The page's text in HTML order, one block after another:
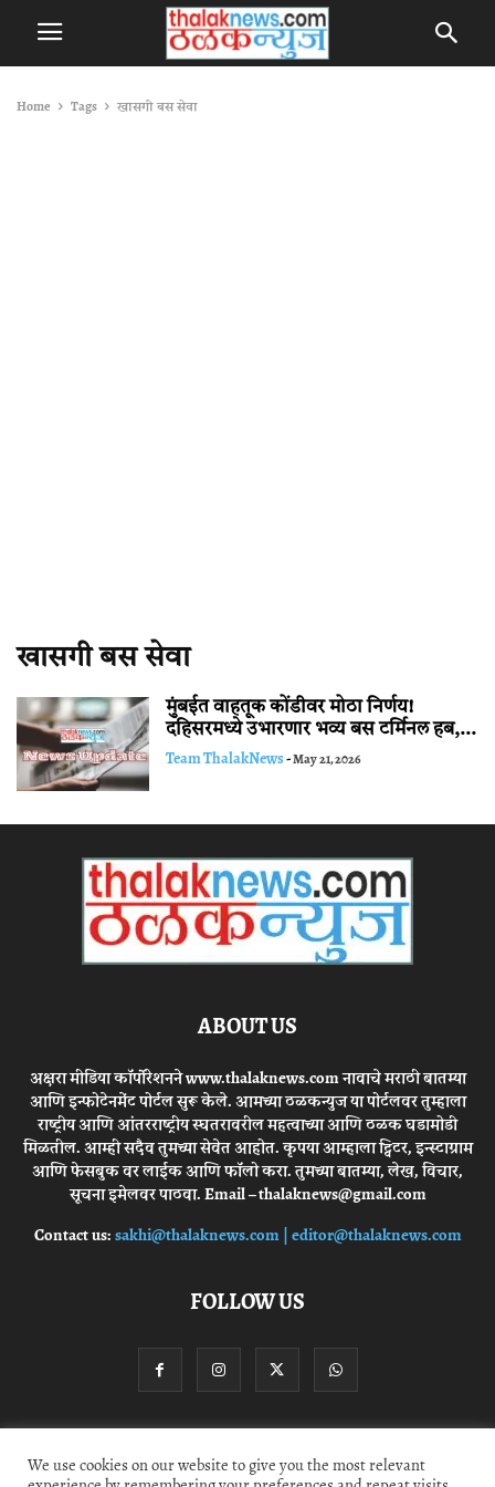
Home Tags खासगी बस सेवा
खासगी बस सेवा
मुंबईत वाहतूक कोंडीवर मोठा निर्णय!
दहिसरमध्ये उभारणार भव्य बस टर्मिनल हब,...
Team ThalakNews-May 21, 2026
ABOUT US
अक्षरा मीडिया कॉर्पोरेशनने www.thalaknews.com नावाचे मराठी बातम्या
आणि इन्फोटेनमेंट पोर्टल सुरू केले. आमच्या ठळकन्युज या पोर्टलवर तुम्हाला
राष्ट्रीय आणि आंतरराष्ट्रीय स्घतरावरील महत्वाच्या आणि ठळक घडामोडी
मिळतील. आम्ही सदैव तुमच्या सेवेत आहोत. कृपया आम्हाला ट्विटर, इन्स्टाग्राम
आणि फेसबुक वर लाईक आणि फॉलो करा. तुमच्या बातम्या, लेख, विचार,
सूचना इमेलवर पाठवा. Email – thalaknews@gmail.com
Contact us:sakhi@thalaknews.com | editor@thalaknews.com
FOLLOW US
Privacy Policy Contact Us
We use cookies on our website to give you the most relevant